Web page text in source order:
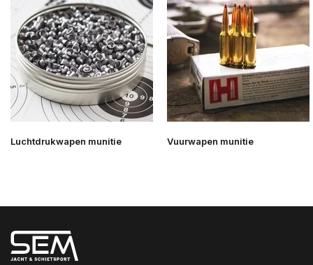
Luchtdrukwapen munitie Vuurwapen munitie